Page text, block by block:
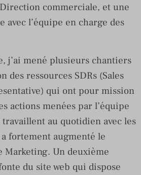
commerciale, et une
l’équipe en charge des
j’ai mené plusieurs chantiers
des ressources SDRs (Sales
qui ont pour mission
actions menées par l’équipe
au quotidien avec les
fortement augmenté le
Un deuxième
du site web qui dispose